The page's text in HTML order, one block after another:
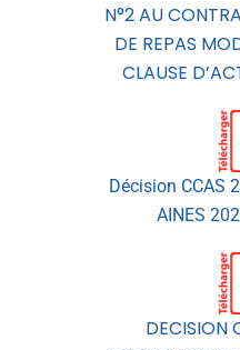
N°2 AU
DE REPAS
CLAUSE
Décision CCAS
AINES
DECISION